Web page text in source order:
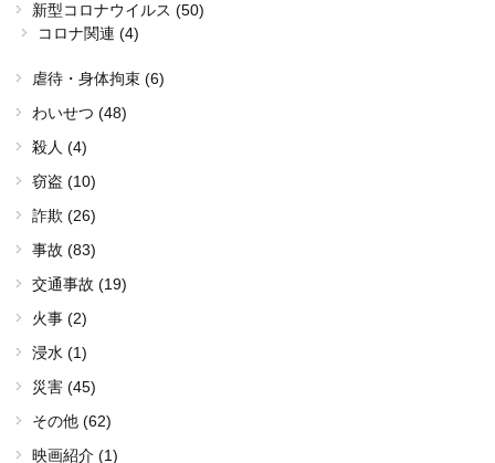
新型コロナウイルス (50)
コロナ関連 (4)
虐待・身体拘束 (6)
わいせつ (48)
殺人 (4)
窃盗 (10)
詐欺 (26)
事故 (83)
交通事故 (19)
火事 (2)
浸水 (1)
災害 (45)
その他 (62)
映画紹介 (1)